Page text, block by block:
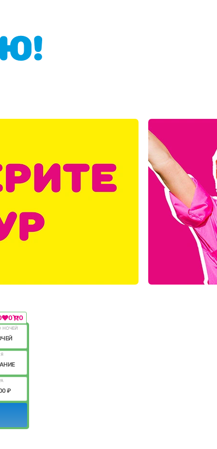
0 0
НОЧЕЙ
₽